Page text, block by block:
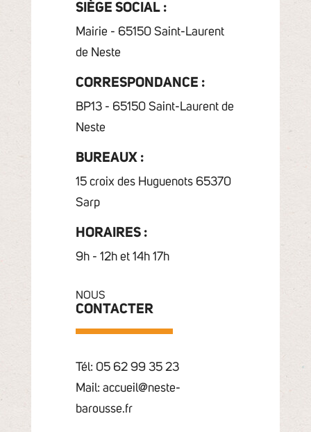
SIÈGE SOCIAL :
Mairie - 65150 Saint-Laurent
de Neste
CORRESPONDANCE :
BP13 - 65150 Saint-Laurent de
Neste
BUREAUX :
15 croix des Huguenots 65370
Sarp
HORAIRES :
9h - 12h et 14h 17h
NOUS
CONTACTER
Tél: 05 62 99 35 23
Mail: accueil@neste-
barousse.fr